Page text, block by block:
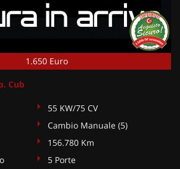
1.650 Euro
Cub
55 KW/75 CV
Cambio Manuale (5)
156.780 Km
5 Porte